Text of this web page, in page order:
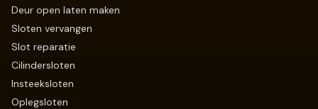
Deur open laten maken
Sloten vervangen
Slot reparatie
Cilindersloten
Insteeksloten
Oplegsloten